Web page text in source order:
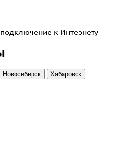
к Интернету
Новосибирск
Хабаровск